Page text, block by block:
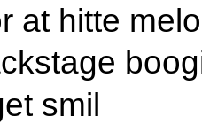
at hitte
smil